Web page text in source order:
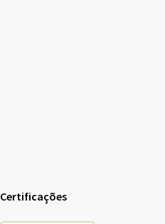
Certificações